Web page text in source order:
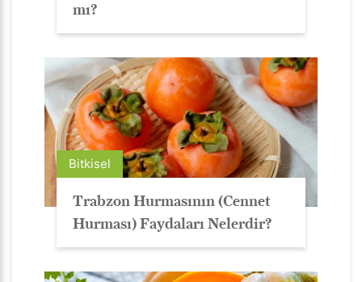
mı?
Bitkisel
Trabzon Hurmasının (Cennet
Hurması) Faydaları Nelerdir?